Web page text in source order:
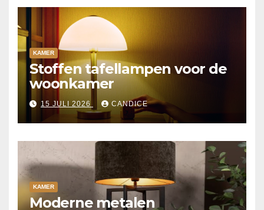
KAMER
Stoffen tafellampen voor de
woonkamer
15 JULI 2026 CANDICE
KAMER
Moderne metalen